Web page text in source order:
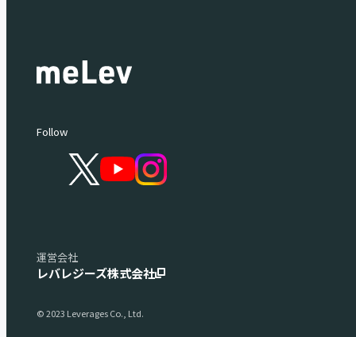
Follow
運営会社
レバレジーズ株式会社
© 2023 Leverages Co., Ltd.